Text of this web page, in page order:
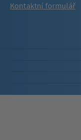
Kontaktní formulář